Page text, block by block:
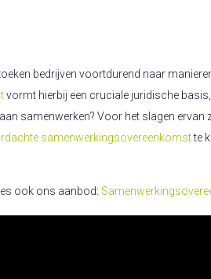
bedrijven voortdurend naar
vormt hierbij een cruciale juridische
samenwerken? Voor het slagen
samenwerkingsovereenkomstte
ook ons aanbod: